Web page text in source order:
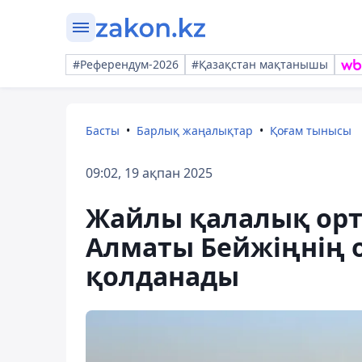
#Референдум-2026 #Қазақстан мақтанышы
Басты Барлық жаңалықтар Қоғам тынысы
09:02, 19 ақпан 2025
Жайлы қалалық
Алматы Бейжіңнің
қолданады